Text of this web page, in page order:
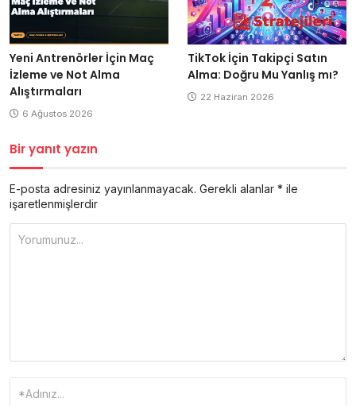
Yeni Antrenörler İçin Maç
İzleme ve Not Alma
Alıştırmaları
6 Ağustos 2026
TikTok İçin Takipçi Satın
Alma: Doğru Mu Yanlış mı?
22 Haziran 2026
Bir yanıt yazın
E-posta adresiniz yayınlanmayacak. Gerekli alanlar * ile
işaretlenmişlerdir